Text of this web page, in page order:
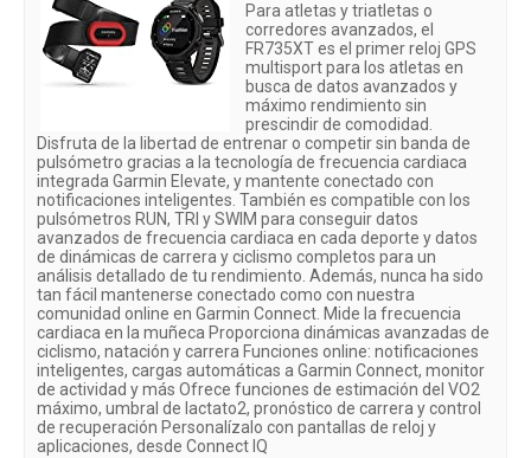
Para atletas y triatletas o
corredores avanzados, el
FR735XT es el primer reloj GPS
multisport para los atletas en
busca de datos avanzados y
máximo rendimiento sin
prescindir de comodidad.
Disfruta de la libertad de entrenar o competir sin banda de
pulsómetro gracias a la tecnología de frecuencia cardiaca
integrada Garmin Elevate, y mantente conectado con
notificaciones inteligentes. También es compatible con los
pulsómetros RUN, TRI y SWIM para conseguir datos
avanzados de frecuencia cardiaca en cada deporte y datos
de dinámicas de carrera y ciclismo completos para un
análisis detallado de tu rendimiento. Además, nunca ha sido
tan fácil mantenerse conectado como con nuestra
comunidad online en Garmin Connect. Mide la frecuencia
cardiaca en la muñeca Proporciona dinámicas avanzadas de
ciclismo, natación y carrera Funciones online: notificaciones
inteligentes, cargas automáticas a Garmin Connect, monitor
de actividad y más Ofrece funciones de estimación del VO2
máximo, umbral de lactato2, pronóstico de carrera y control
de recuperación Personalízalo con pantallas de reloj y
aplicaciones, desde Connect IQ